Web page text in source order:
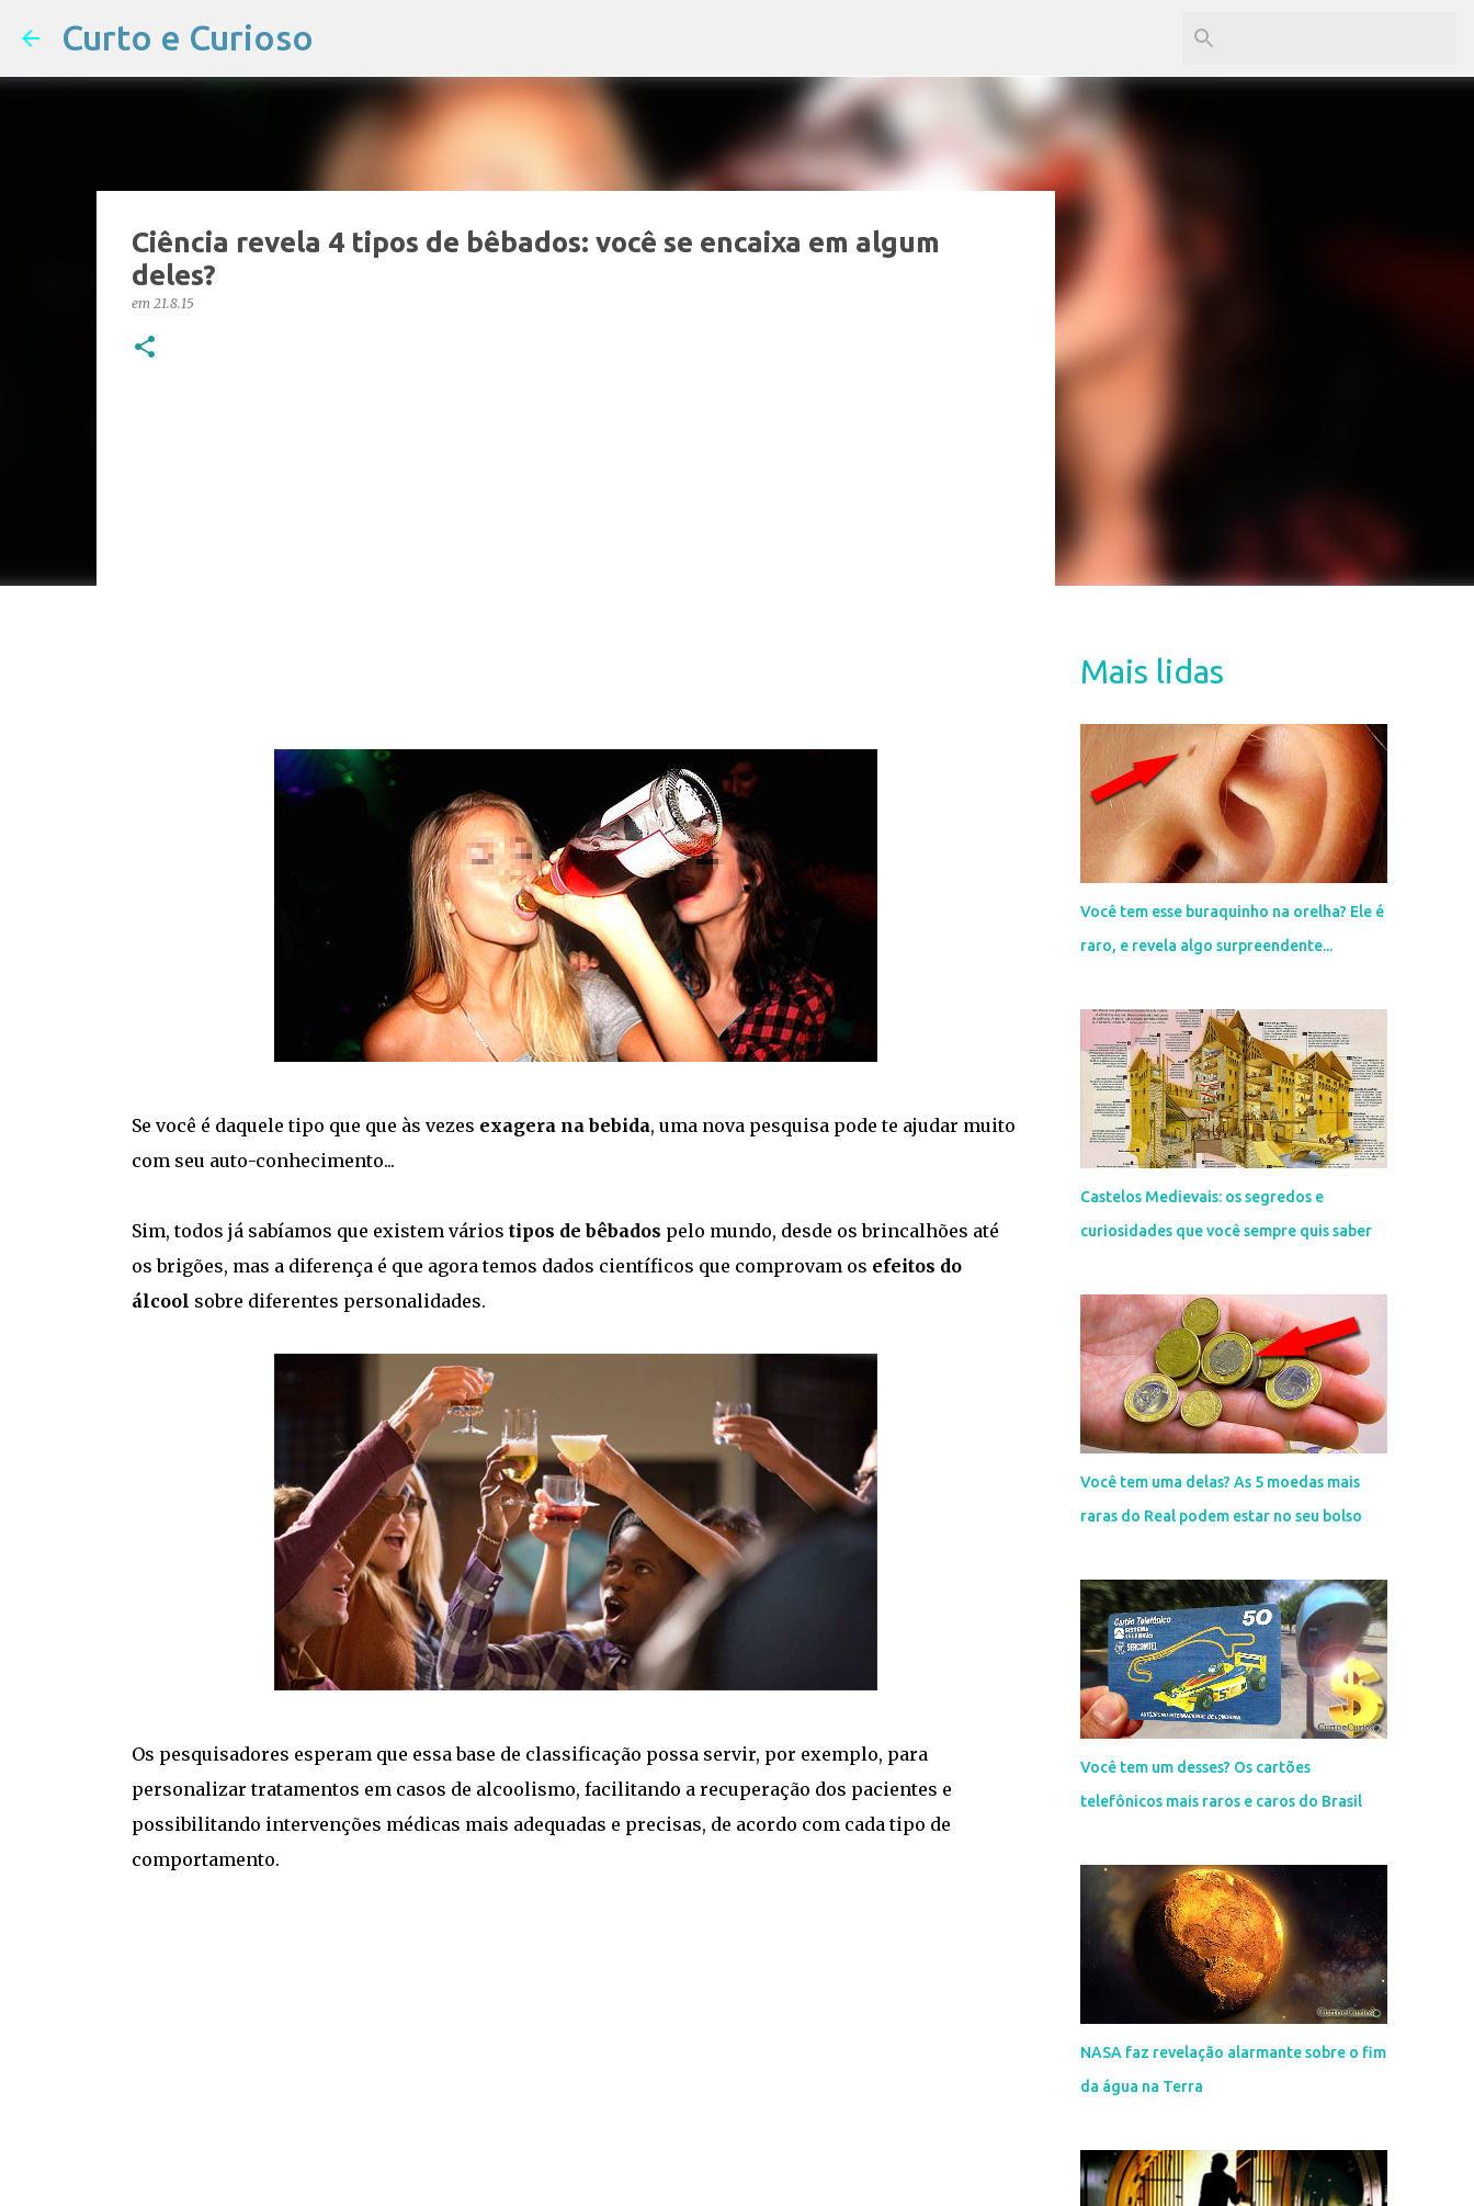
Curto e Curioso
Ciência revela 4 tipos de bêbados: você se encaixa em algum
deles?
em 21.8.15
Se você é daquele tipo que que às vezes exagera na bebida, uma nova pesquisa pode te ajudar muito
com seu auto-conhecimento...
Sim, todos já sabíamos que existem vários tipos de bêbados pelo mundo, desde os brincalhões até
os brigões, mas a diferença é que agora temos dados científicos que comprovam os efeitos do
álcool sobre diferentes personalidades.
Os pesquisadores esperam que essa base de classificação possa servir, por exemplo, para
personalizar tratamentos em casos de alcoolismo, facilitando a recuperação dos pacientes e
possibilitando intervenções médicas mais adequadas e precisas, de acordo com cada tipo de
comportamento.
Mais lidas
Você tem esse buraquinho na orelha? Ele é
raro, e revela algo surpreendente...
Castelos Medievais: os segredos e
curiosidades que você sempre quis saber
Você tem uma delas? As 5 moedas mais
raras do Real podem estar no seu bolso
Você tem um desses? Os cartões
telefônicos mais raros e caros do Brasil
NASA faz revelação alarmante sobre o fim
da água na Terra